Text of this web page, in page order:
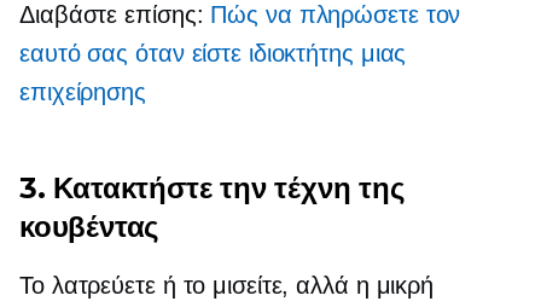
Διαβάστε επίσης: Πώς να πληρώσετε τον
εαυτό σας όταν είστε ιδιοκτήτης μιας
επιχείρησης
3. Κατακτήστε την τέχνη της
κουβέντας
Το λατρεύετε ή το μισείτε, αλλά η μικρή